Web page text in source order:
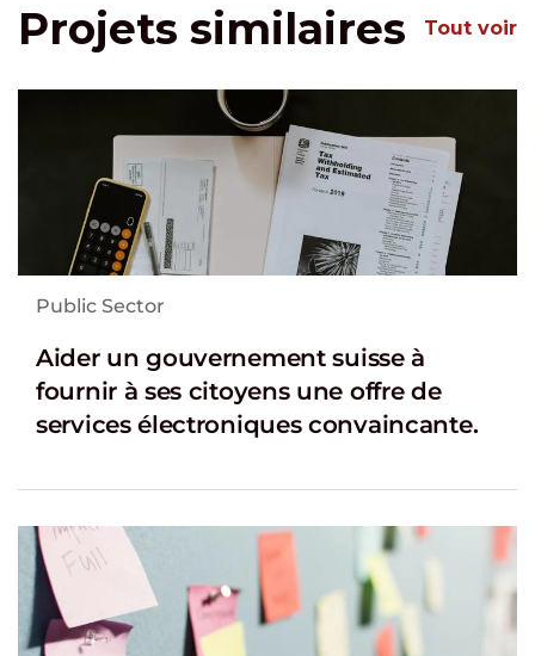
Projets similaires Tout voir
Public Sector
Aider un gouvernement suisse à
fournir à ses citoyens une offre de
services électroniques convaincante.